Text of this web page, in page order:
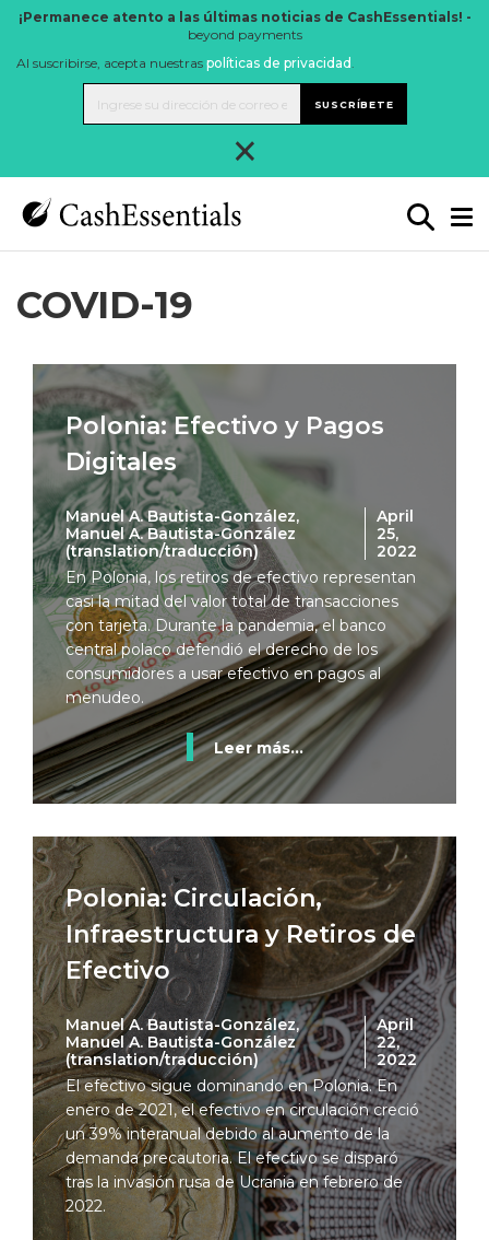
¡Permanece atento a las últimas noticias de CashEssentials! -
beyond payments
Al suscribirse, acepta nuestras políticas de privacidad .
SUSCRÍBETE
×
COVID-19
Polonia: Efectivo y Pagos
Digitales
Manuel A. Bautista-González,
Manuel A. Bautista-González
(translation/traducción)
April
25,
2022
En Polonia, los retiros de efectivo representan
casi la mitad del valor total de transacciones
con tarjeta. Durante la pandemia, el banco
central polaco defendió el derecho de los
consumidores a usar efectivo en pagos al
menudeo.
Leer más...
Polonia: Circulación,
Infraestructura y Retiros de
Efectivo
Manuel A. Bautista-González,
Manuel A. Bautista-González
(translation/traducción)
April
22,
2022
El efectivo sigue dominando en Polonia. En
enero de 2021, el efectivo en circulación creció
un 39% interanual debido al aumento de la
demanda precautoria. El efectivo se disparó
tras la invasión rusa de Ucrania en febrero de
2022.